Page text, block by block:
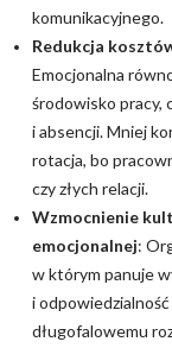
komunikacyjnego.
Redukcja
Emocjonalna
środowisko pracy,
i absencji. Mniej
rotacja, bo
czy złych relacji.
Wzmocnienie
emocjonalnej:
w którym panuje
i
długofalowemu